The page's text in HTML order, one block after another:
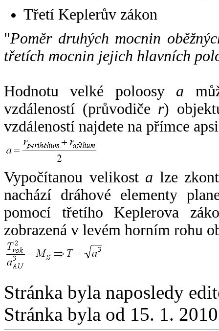
Třetí Keplerův zákon
"Poměr druhých mocnin
třetích mocnin jejich hlavních
Hodnotu velké poloosy a
vzdáleností (průvodiče r)
vzdáleností najdete na přímce
Vypočítanou velikost a lze
nachází dráhové elementy
pomocí třetího Keplerova
zobrazená v levém horním rohu
Stránka byla naposledy
Stránka byla od 15. 1.